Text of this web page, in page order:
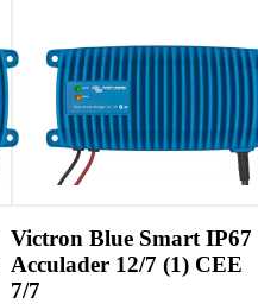
Victron Blue Smart IP67
Acculader 12/7 (1) CEE
7/7